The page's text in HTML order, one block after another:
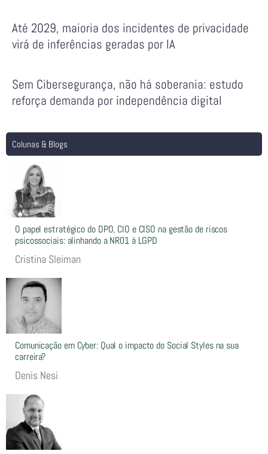
Até 2029, maioria dos incidentes de privacidade
virá de inferências geradas por IA
Sem Cibersegurança, não há soberania: estudo
reforça demanda por independência digital
Colunas & Blogs
O papel estratégico do DPO, CIO e CISO na gestão de riscos
psicossociais: alinhando a NR01 à LGPD
Cristina Sleiman
Comunicação em Cyber: Qual o impacto do Social Styles na sua
carreira?
Denis Nesi